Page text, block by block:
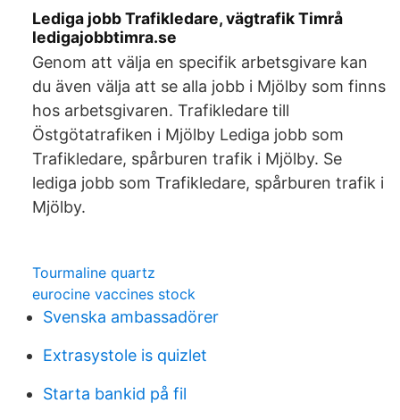
Lediga jobb Trafikledare, vägtrafik Timrå
ledigajobbtimra.se
Genom att välja en specifik arbetsgivare kan
du även välja att se alla jobb i Mjölby som finns
hos arbetsgivaren. Trafikledare till
Östgötatrafiken i Mjölby Lediga jobb som
Trafikledare, spårburen trafik i Mjölby. Se
lediga jobb som Trafikledare, spårburen trafik i
Mjölby.
Tourmaline quartz
eurocine vaccines stock
Svenska ambassadörer
Extrasystole is quizlet
Starta bankid på fil